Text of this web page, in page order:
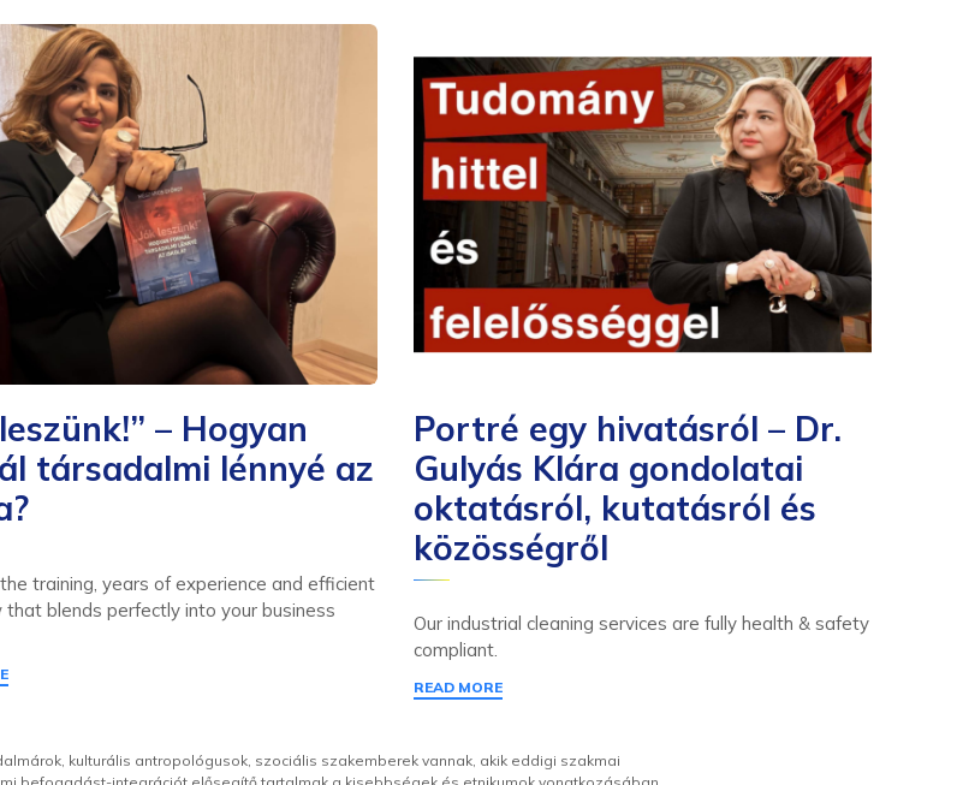
– Hogyan
társadalmi lénnyé az
training, years of experience and efficient
blends perfectly into your business
Portré egy hivatásról – Dr.
Gulyás Klára gondolatai
oktatásról, kutatásról és
közösségről
Our industrial cleaning services are fully health & safety
compliant.
READ MORE
kulturális antropológusok, szociális szakemberek vannak, akik eddigi szakmai